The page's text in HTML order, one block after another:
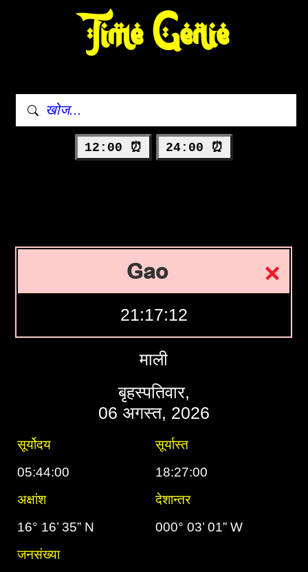
Time Genie
12:00 ⏰ 24:00 ⏰
Gao
21:17:12
माली
बृहस्पतिवार,
06 अगस्त, 2026
सूर्योदय
सूर्यास्त
05:44:00
18:27:00
अक्षांश
देशान्तर
16° 16’ 35” N
000° 03’ 01” W
जनसंख्या